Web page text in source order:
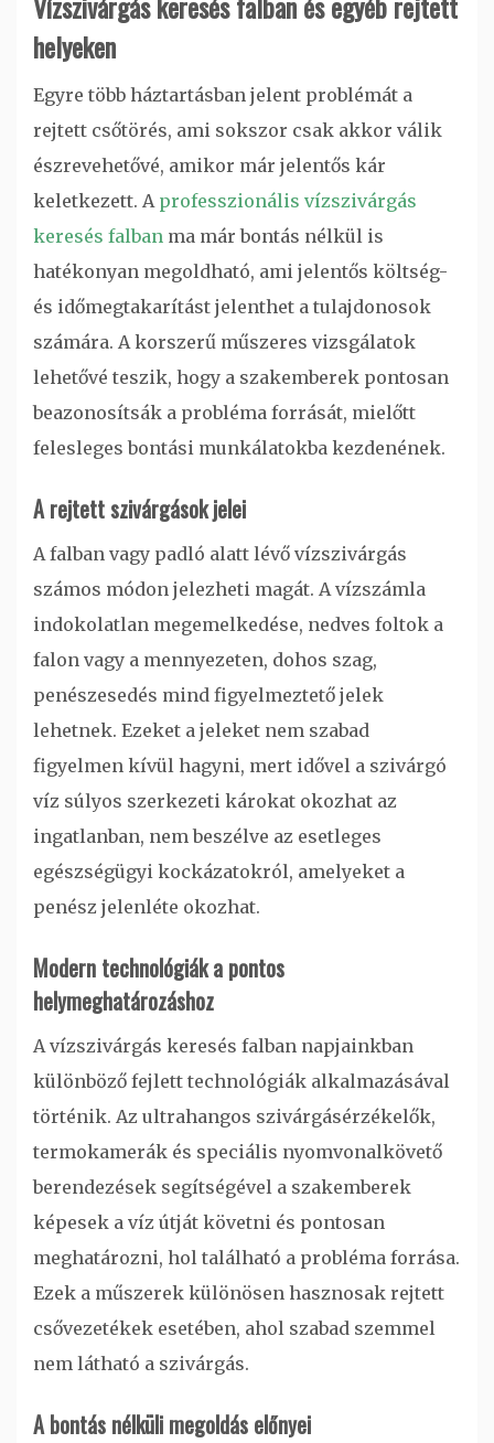
helyeken
Egyre több háztartásban jelent problémát a
rejtett csőtörés, ami sokszor csak akkor válik
észrevehetővé, amikor már jelentős kár
keletkezett. A professzionális vízszivárgás
keresés falban ma már bontás nélkül is
hatékonyan megoldható, ami jelentős költség-
és időmegtakarítást jelenthet a tulajdonosok
számára. A korszerű műszeres vizsgálatok
lehetővé teszik, hogy a szakemberek pontosan
beazonosítsák a probléma forrását, mielőtt
felesleges bontási munkálatokba kezdenének.
A rejtett szivárgások jelei
A falban vagy padló alatt lévő vízszivárgás
számos módon jelezheti magát. A vízszámla
indokolatlan megemelkedése, nedves foltok a
falon vagy a mennyezeten, dohos szag,
penészesedés mind figyelmeztető jelek
lehetnek. Ezeket a jeleket nem szabad
figyelmen kívül hagyni, mert idővel a szivárgó
víz súlyos szerkezeti károkat okozhat az
ingatlanban, nem beszélve az esetleges
egészségügyi kockázatokról, amelyeket a
penész jelenléte okozhat.
Modern technológiák a pontos
helymeghatározáshoz
A vízszivárgás keresés falban napjainkban
különböző fejlett technológiák alkalmazásával
történik. Az ultrahangos szivárgásérzékelők,
termokamerák és speciális nyomvonalkövető
berendezések segítségével a szakemberek
képesek a víz útját követni és pontosan
meghatározni, hol található a probléma forrása.
Ezek a műszerek különösen hasznosak rejtett
csővezetékek esetében, ahol szabad szemmel
nem látható a szivárgás.
A bontás nélküli megoldás előnyei